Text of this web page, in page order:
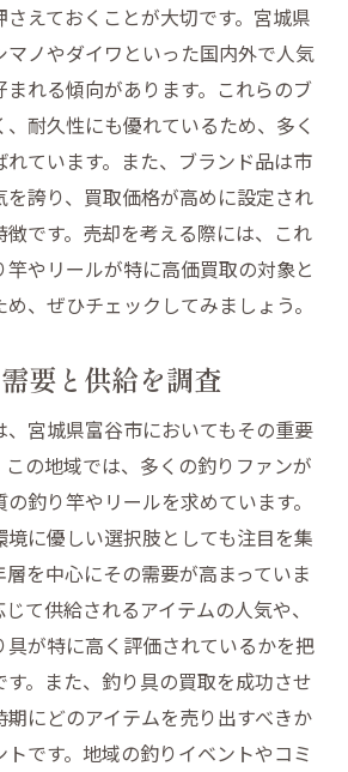
ンテナンスの重要性
るメンテナンステク
を防ぐコツ
意点と環境
検のベストタイミング
スに必要な道具と材料
プさせるための交渉テクニック
て交渉に臨む方法
格提示の技術
査定を受ける利点
タイミングの見極め
ための事前準備
るための時期とタイミングとは
ごとの買取価格の変動
る時期を狙う
前の売却チャンス
セール時期の活用
えておくことが大切です。宮城県
マノやダイワといった国内外で人気
まれる傾向があります。これらのブ
耐久性にも優れているため、多く
れています。また、ブランド品は市
誇り、買取価格が高めに設定され
徴です。売却を考える際には、これ
やリールが特に高価買取の対象と
、ぜひチェックしてみましょう。
要と供給を調査
宮城県富谷市においてもその重要
の地域では、多くの釣りファンが
釣り竿やリールを求めています。
に優しい選択肢としても注目を集
を中心にその需要が高まっていま
て供給されるアイテムの人気や、
具が特に高く評価されているかを把
。また、釣り具の買取を成功させ
期にどのアイテムを売り出すべきか
です。地域の釣りイベントやコミ